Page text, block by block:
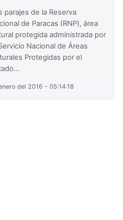
parajes de la Reserva
de Paracas (RNP), área
protegida administrada por
Nacional de Áreas
Protegidas por el
del 2016 - 05:14:18